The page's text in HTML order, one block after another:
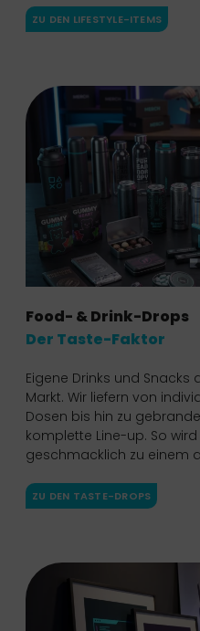
ZU DEN LIFESTYLE-ITEMS
Food- & Drink-Drops
Der Taste-Faktor
Eigene Drinks und
Markt. Wir liefern von
Dosen bis hin zu
komplette Line-up. So
geschmacklich zu einem
ZU DEN TASTE-DROPS